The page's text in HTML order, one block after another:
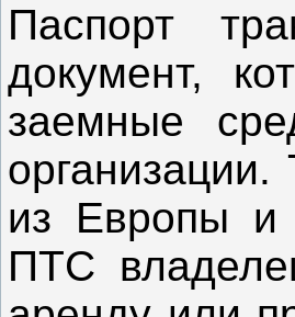
Паспорт
документ,
заемные
из Европы и
ПТС